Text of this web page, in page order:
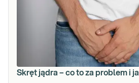
Skręt jądra – co to za problem i